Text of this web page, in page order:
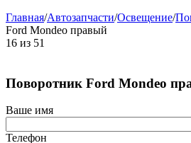
Главная/Автозапчасти/Освещение/
Ford Mondeo правый
16 из 51
Поворотник Ford Mondeo
Ваше имя
Телефон